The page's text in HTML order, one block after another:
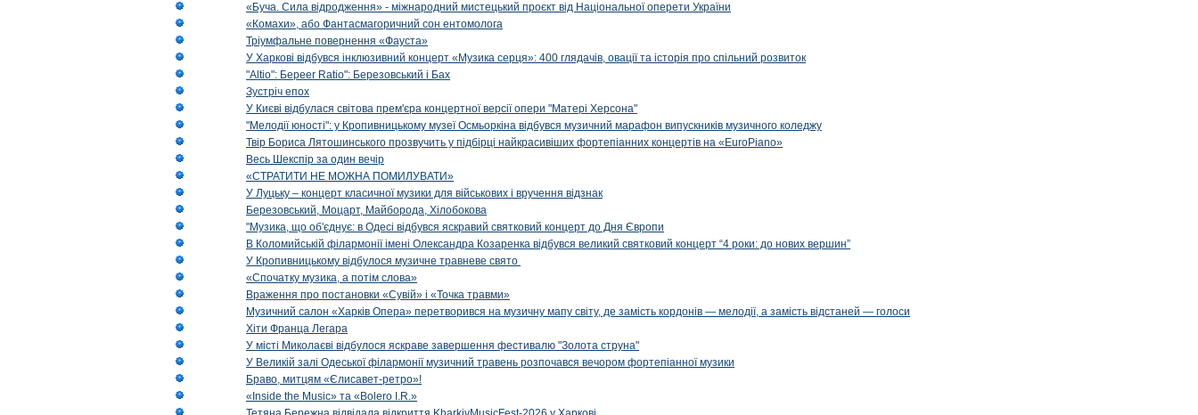
«Буча. Сила відродження» - міжнародний мистецький проєкт від Національної оперети України
«Комахи», або Фантасмагоричний сон ентомолога
Тріумфальне повернення «Фауста»
У Харкові відбувся інклюзивний концерт «Музика серця»: 400 глядачів, овації та історія про спільний розвиток
"Altio": Береer Ratio": Березовський і Бах
Зустріч епох
У Києві відбулася світова прем'єра концертної версії опери "Матері Херсона"
"Мелодії юності": у Кропивницькому музеї Осмьоркіна відбувся музичний марафон випускників музичного коледжу
Твір Бориса Лятошинського прозвучить у підбірці найкрасивіших фортепіанних концертів на «EuroPiano»
Весь Шекспір за один вечір
«СТРАТИТИ НЕ МОЖНА ПОМИЛУВАТИ»
У Луцьку – концерт класичної музики для військових і вручення відзнак
Березовський, Моцарт, Майборода, Хілобокова
"Музика, що об'єднує: в Одесі відбувся яскравий святковий концерт до Дня Європи
В Коломийській філармонії імені Олександра Козаренка відбувся великий святковий концерт “4 роки: до нових вершин”
У Кропивницькому відбулося музичне травневе свято
«Спочатку музика, а потім слова»
Враження про постановки «Сувій» і «Точка травми»
Музичний салон «Харків Опера» перетворився на музичну мапу світу, де замість кордонів — мелодії, а замість відстаней — голоси
Хіти Франца Легара
У місті Миколаєві відбулося яскраве завершення фестивалю "Золота струна"
У Великій залі Одеської філармонії музичний травень розпочався вечором фортепіанної музики
Браво, митцям «Єлисавет-ретро»!
«Inside the Music» та «Bolero I.R.»